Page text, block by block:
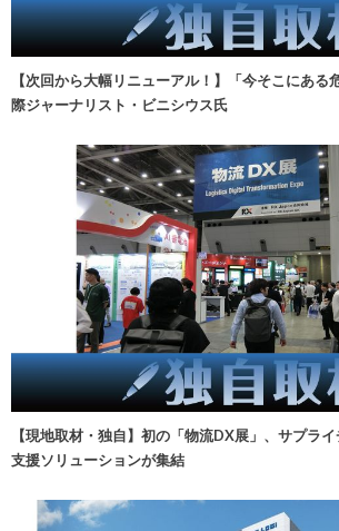
【次回から大幅リニューアル！】「今そこにあ
際ジャーナリスト・ビニシウス氏
【現地取材・独自】初の「物流DX展」、サプラ
支援ソリューションが集結